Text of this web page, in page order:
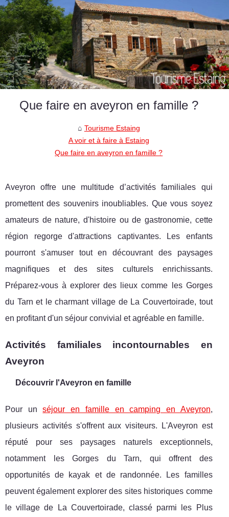
Que faire en aveyron en famille ?
Tourisme Estaing
A voir et à faire à Estaing
Que faire en aveyron en famille ?
Aveyron offre une multitude d’activités familiales qui
promettent des souvenirs inoubliables. Que vous soyez
amateurs de nature, d'histoire ou de gastronomie, cette
région regorge d'attractions captivantes. Les enfants
pourront s'amuser tout en découvrant des paysages
magnifiques et des sites culturels enrichissants.
Préparez-vous à explorer des lieux comme les Gorges
du Tarn et le charmant village de La Couvertoirade, tout
en profitant d'un séjour convivial et agréable en famille.
Activités familiales incontournables en
Aveyron
Découvrir l'Aveyron en famille
Pour unséjour en famille en camping en Aveyron,
plusieurs activités s'offrent aux visiteurs. L'Aveyron est
réputé pour ses paysages naturels exceptionnels,
notamment les Gorges du Tarn, qui offrent des
opportunités de kayak et de randonnée. Les familles
peuvent également explorer des sites historiques comme
le village de La Couvertoirade, classé parmi les Plus